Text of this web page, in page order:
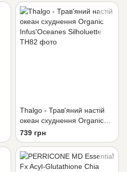
Thalgo - Трав'яний настій
океан схуднення Organic
Infus'Oceanes Silholuette
739 грн